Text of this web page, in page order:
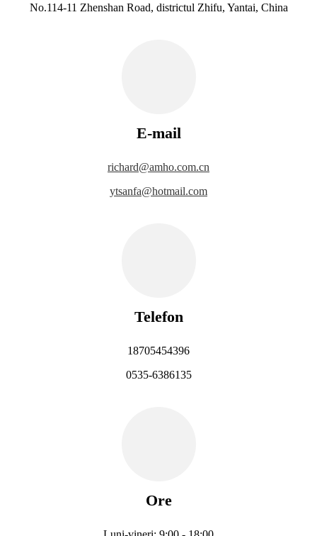
No.114-11 Zhenshan Road, districtul Zhifu, Yantai, China
E-mail
richard@amho.com.cn
ytsanfa@hotmail.com
Telefon
18705454396
0535-6386135
Ore